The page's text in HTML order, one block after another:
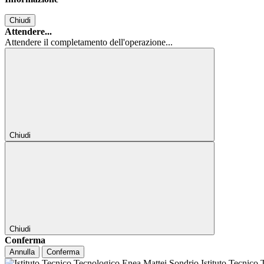
Chiudi
Attendere...
Attendere il completamento dell'operazione...
Chiudi
Chiudi
Conferma
Annulla Conferma